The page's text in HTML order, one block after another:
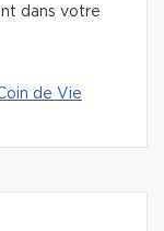
dans votre
de Vie